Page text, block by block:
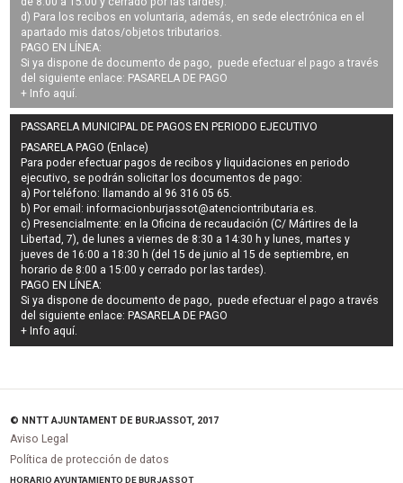
d) Para los recibos en voluntaria, además, en sede electrónica en el
apartado mis datos/objetos tributarios.
PAGO EN LÍNEA:
Si ya dispone de documento de pago, puede efectuar el pago a través
del siguiente enlace: PASARELA DE PAGO
+ Info aquí.
PASSARELA MUNICIPAL DE PAGOS EN PERIODO EJECUTIVO
PASARELA PAGO (Enlace)
Para poder efectuar pagos derecibos y liquidaciones en periodo
ejecutivo, se podrán solicitar los documentos de pago:
a) Por teléfono: llamando al 96 316 05 65.
b) Por email:informacionburjassot@atenciontributaria.es.
c) Presencialmente: en la Oficina de recaudación (C/ Mártires de la
Libertad, 7), de lunes a viernes de 8:30 a 14:30 h y lunes, martes y
jueves de 16:00 a 18:30 h (del 15 de junio al 15 de septiembre, en
horario de 8:00 a 15:00 y cerrado por las tardes).
PAGO EN LÍNEA:
Si ya dispone de documento de pago, puede efectuar el pago a través
del siguiente enlace: PASARELA DE PAGO
+ Info aquí.
© NNTT AJUNTAMENT DE BURJASSOT, 2017
Aviso Legal
Política de protección de datos
HORARIO AYUNTAMIENTO DE BURJASSOT